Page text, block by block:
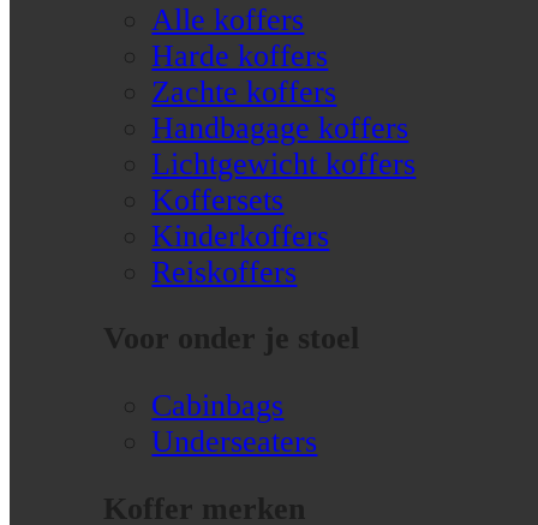
Alle koffers
Harde koffers
Zachte koffers
Handbagage koffers
Lichtgewicht koffers
Koffersets
Kinderkoffers
Reiskoffers
Voor onder je stoel
Cabinbags
Underseaters
Koffer merken